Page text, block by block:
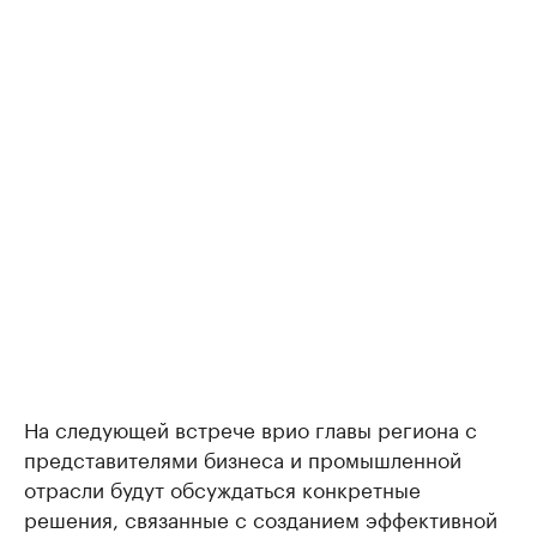
На следующей встрече врио главы региона с
представителями бизнеса и промышленной
отрасли будут обсуждаться конкретные
решения, связанные с созданием эффективной